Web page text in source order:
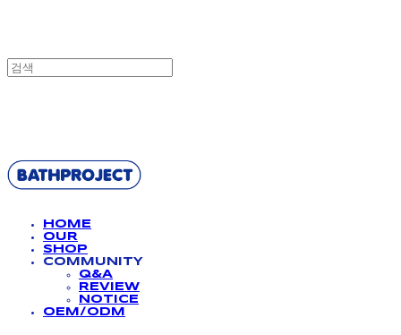
HOME
OUR
SHOP
COMMUNITY
Q&A
REVIEW
NOTICE
OEM/ODM